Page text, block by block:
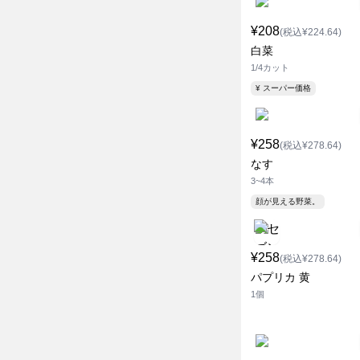
¥208(税込¥224.64)
白菜
1/4カット
¥ スーパー価格
¥258(税込¥278.64)
なす
3~4本
顔が見える野菜。
¥258(税込¥278.64)
パプリカ 黄
1個